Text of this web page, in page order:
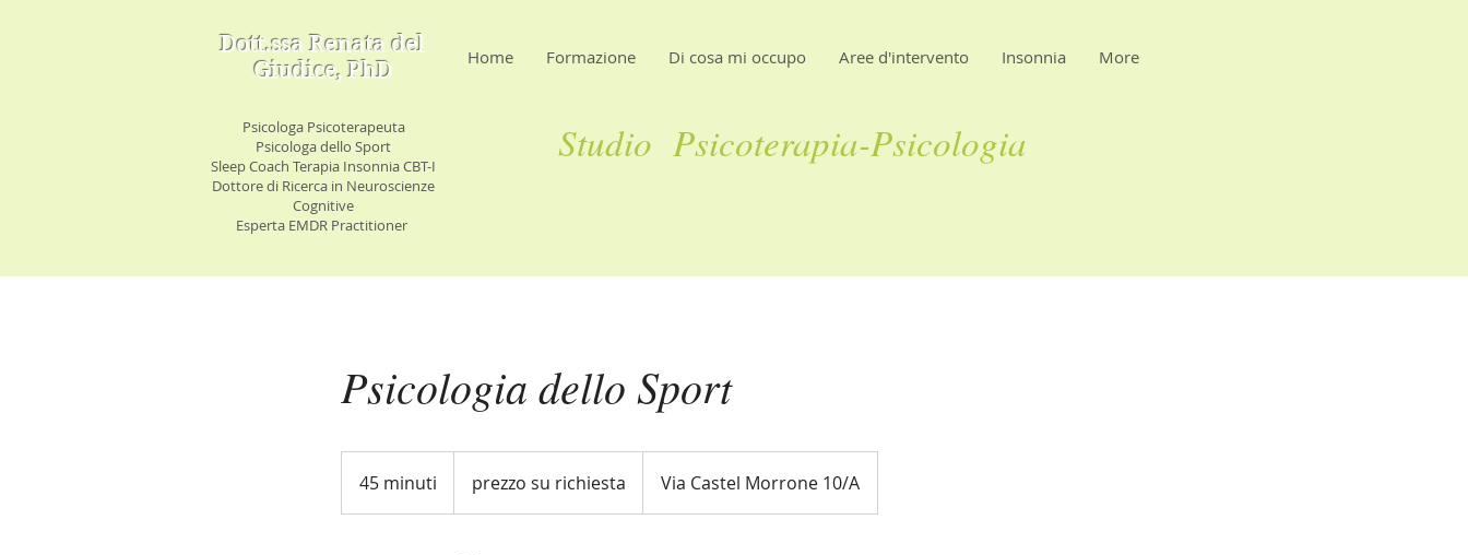
Dott.ssa Renata del
Giudice, PhD
Psicologa Psicoterapeuta
Psicologa dello Sport
Sleep Coach Terapia Insonnia CBT-I
Dottore di Ricerca in Neuroscienze
Cognitive
Esperta EMDR Practitioner
Home Formazione Di cosa mi occupo Aree d'intervento Insonnia More
Studio Psicoterapia-Psicologia
Psicologia dello Sport
45 minuti
5
richiesta
prezzo su richiesta Via Castel Morrone 10/A